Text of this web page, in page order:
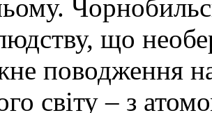
що
поводження
світу – з